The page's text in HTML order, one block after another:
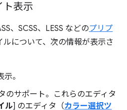
ト表示
、SCSS、LESS などのプリプ
ルについて、次の情報が表示さ
。
のサポート。これらのエディタ
ル] のエディタ（カラー選択ツ